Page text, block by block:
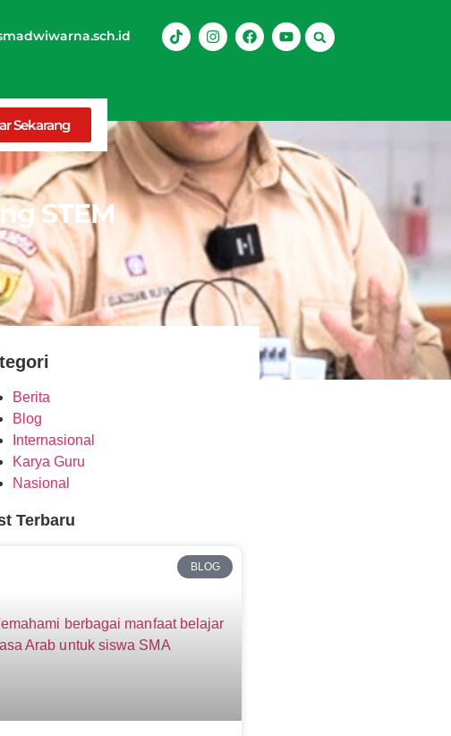
Sekarang
STEM
Berita
Blog
Internasional
Karya Guru
Nasional
Terbaru
BLOG